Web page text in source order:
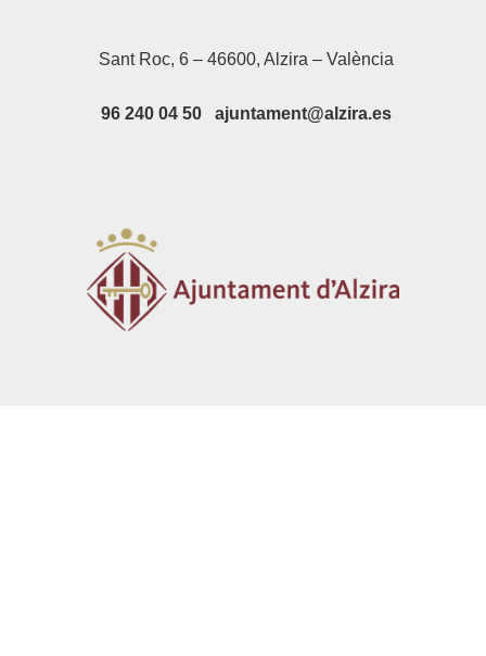
Sant Roc, 6 – 46600, Alzira – València
96 240 04 50 ajuntament@alzira.es